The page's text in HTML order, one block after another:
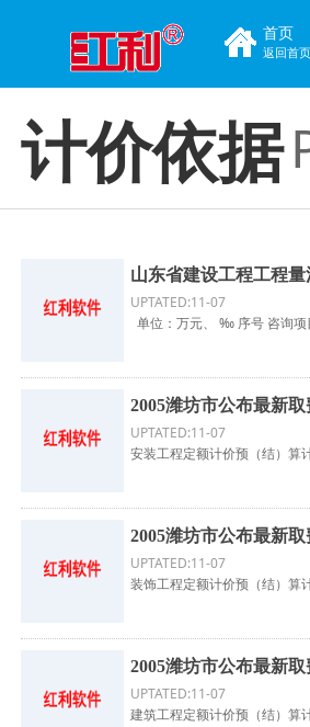
首页
返回首页
计价依据
山东省建设工程工程
UPTATED:11-07
单位：万元、 ‰ 序号 咨询项
2005潍坊市公布最新取
UPTATED:11-07
安装工程定额计价预（结）
2005潍坊市公布最新取
UPTATED:11-07
装饰工程定额计价预（结）
2005潍坊市公布最新取
UPTATED:11-07
建筑工程定额计价预（结）